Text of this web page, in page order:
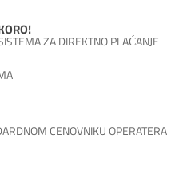
ZA DIREKTNO PLAĆANJE
CENOVNIKU OPERATERA